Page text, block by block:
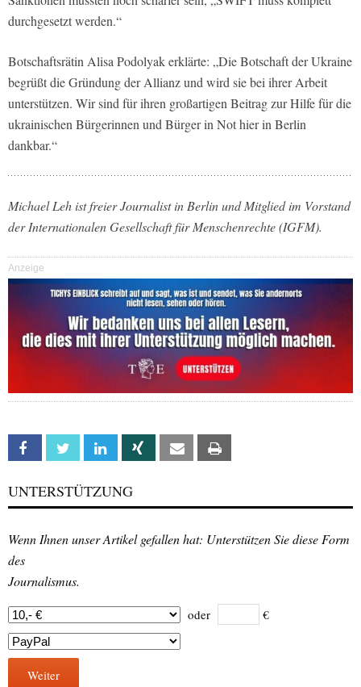
durchgesetzt werden.“
Botschaftsrätin Alisa Podolyak erklärte: „Die Botschaft der Ukraine
begrüßt die Gründung der Allianz und wird sie bei ihrer Arbeit
unterstützen. Wir sind für ihren großartigen Beitrag zur Hilfe für die
ukrainischen Bürgerinnen und Bürger in Not hier in Berlin
dankbar.“
Michael Leh ist freier Journalist in Berlin und Mitglied im Vorstand
der Internationalen Gesellschaft für Menschenrechte (IGFM).
Anzeige
Facebook Twitter Linkedin Xing Email
UNTERSTÜTZUNG
Wenn Ihnen unser Artikel gefallen hat: Unterstützen Sie diese Form
des
Journalismus.
oder €
Weiter